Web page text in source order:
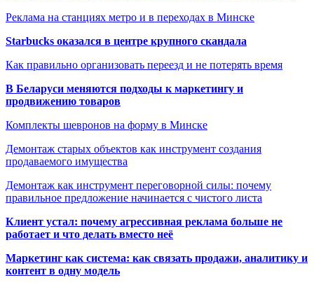
Реклама на станциях метро и в переходах в Минске
Starbucks оказался в центре крупного скандала
Как правильно организовать переезд и не потерять время
В Беларуси меняются подходы к маркетингу и
продвижению товаров
Комплекты шевронов на форму в Минске
Демонтаж старых объектов как инструмент создания
продаваемого имущества
Демонтаж как инструмент переговорной силы: почему
правильное предложение начинается с чистого листа
Клиент устал: почему агрессивная реклама больше не
работает и что делать вместо неё
Маркетинг как система: как связать продажи, аналитику и
контент в одну модель